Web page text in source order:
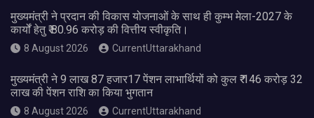
मुख्यमंत्री ने प्रदान की विकास योजनाओं के साथ ही कुम्भ मेला-2027 के
कार्यों हेतु ₹ 80.96 करोड़ की वित्तीय स्वीकृति।
8 August 2026 CurrentUttarakhand
मुख्यमंत्री ने 9 लाख 87 हजार17 पेंशन लाभार्थियों को कुल ₹ 146 करोड़ 32
लाख की पेंशन राशि का किया भुगतान
8 August 2026 CurrentUttarakhand